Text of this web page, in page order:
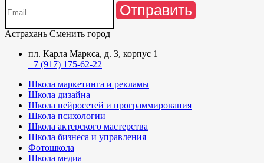
Отправить
Астрахань Сменить город
пл. Карла Маркса, д. 3, корпус 1
+7 (917) 175-62-22
Школа маркетинга и рекламы
Школа дизайна
Школа нейросетей и программирования
Школа психологии
Школа актерского мастерства
Школа бизнеса и управления
Фотошкола
Школа медиа